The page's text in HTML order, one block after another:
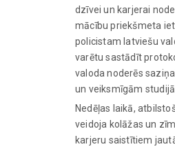
dzīvei un karjerai
mācību priekšmeta
policistam latviešu
varētu sastādīt
valoda noderēs
un veiksmīgām
Nedēļas laikā,
veidoja kolāžas un
karjeru saistītiem